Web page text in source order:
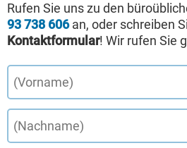
Rufen Sie uns zu den
93 738 606an, oder schreiben
Kontaktformular! Wir rufen Sie